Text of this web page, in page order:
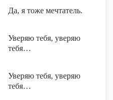
Да, я тоже мечтатель.
Уверяю тебя, уверяю
тебя…
Уверяю тебя, уверяю
тебя…